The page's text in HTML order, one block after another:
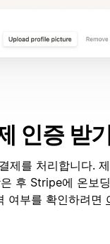
인증 받
제를 처리합니다.
후 Stripe에 온보
여부를 확인하려면